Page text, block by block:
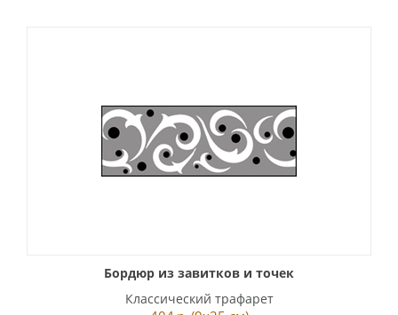
Бордюр из завитков и точек
Классический трафарет